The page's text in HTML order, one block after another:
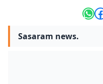
Sasaram news.